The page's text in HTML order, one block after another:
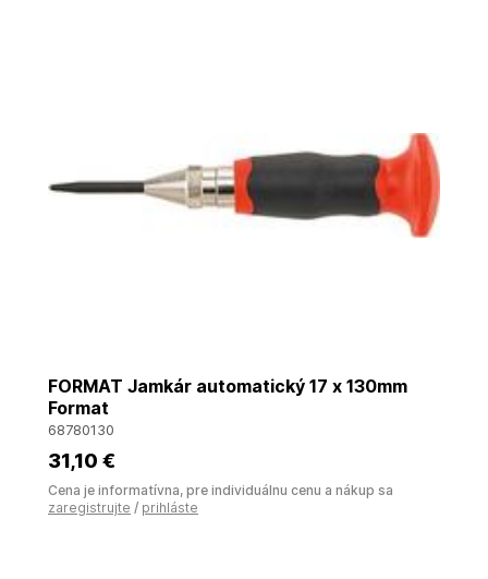
FORMAT Jamkár automatický 17 x 130mm
Format
68780130
31,10 €
Cena je informatívna, pre individuálnu cenu a nákup sa
zaregistrujte / prihláste